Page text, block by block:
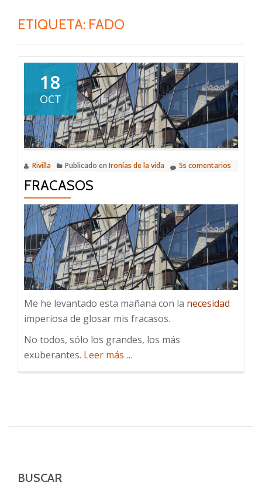
ETIQUETA: FADO
18
OCT
Rivilla Publicado en Ironías de la vida 5s comentarios
FRACASOS
Me he levantado esta mañana con la necesidad
imperiosa de glosar mis fracasos.
No todos, sólo los grandes, los más
exuberantes. Leer más acerca
…
BUSCAR